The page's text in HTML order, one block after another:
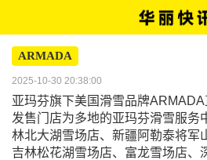
ARMADA
2025-10-30 20:38:00
亚玛芬旗下美国滑雪品牌
发售门店为多地的亚玛芬滑雪服务
林北大湖雪场店、新疆阿勒泰将军
吉林松花湖雪场店、富龙雪场店、